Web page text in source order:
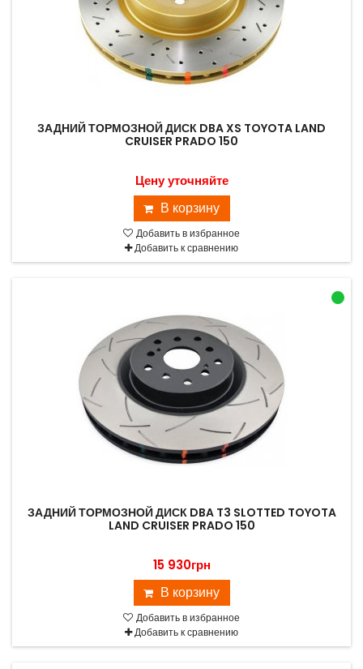
ЗАДНИЙ ТОРМОЗНОЙ ДИСК DBA XS TOYOTA LAND
CRUISER PRADO 150
Цену уточняйте
В корзину
Добавить в избранное
Добавить к сравнению
ЗАДНИЙ ТОРМОЗНОЙ ДИСК DBA T3 SLOTTED TOYOTA
LAND CRUISER PRADO 150
15 930грн
В корзину
Добавить в избранное
Добавить к сравнению